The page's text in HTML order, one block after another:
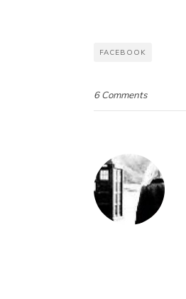
FACEBOOK
6 Comments